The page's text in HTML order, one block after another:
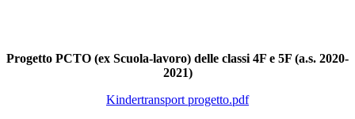
Progetto PCTO (ex Scuola-lavoro) delle classi 4F e 5F (a.s. 2020-
2021)
Kindertransport progetto.pdf